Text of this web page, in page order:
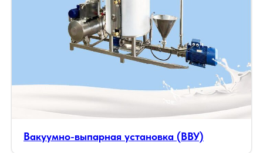
Вакуумно-выпарная установка (ВВУ)